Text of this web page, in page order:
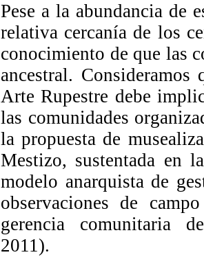
Pese a la abundancia de
relativa cercanía de los
conocimiento de que las
ancestral.
Arte Rupestre debe
las comunidades
la propuesta de
Mestizo, sustentada en
modelo anarquista de
observaciones de
gerencia comunitaria
2011).